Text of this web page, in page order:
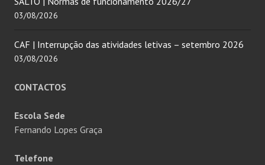
03/08/2026
CAF | Interrupção das atividades letivas – setembro 2026
03/08/2026
CONTACTOS
Escola Sede
Fernando Lopes Graça
Telefone